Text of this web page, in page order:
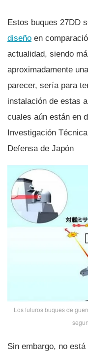
Estos buques 27DD
diseño en
actualidad, siendo
aproximadamente
parecer, serí­a para
instalación de estas
cuales aún están en
Investigación
Defensa de Japón
Los futuros buques de
Sin embargo, no